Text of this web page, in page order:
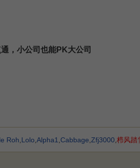
，小公司也能PK大公司
Roh,Lolo,Alpha1,Cabbage,Zfj3000,栉风踏